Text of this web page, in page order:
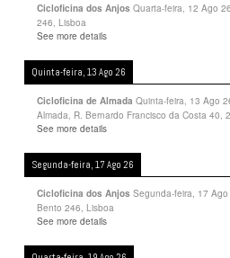
Cicloficina dos Anjos Quarta-feira, 12 Ago 26
246, Lisboa
See more details
Quinta-feira, 13 Ago 26
Cicloficina de Almada Quinta-feira, 13 Ago
Almada, R. Bernardo Francisco da Costa 40,
See more details
Segunda-feira, 17 Ago 26
Cicloficina dos Anjos Segunda-feira, 17 Ago
Bento 246, Lisboa
See more details